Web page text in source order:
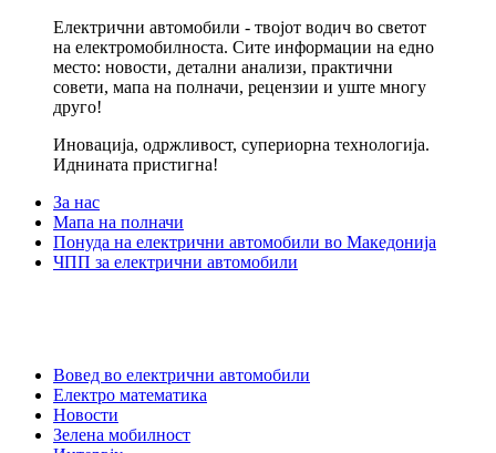
Електрични автомобили - твојот водич во светот
на електромобилноста. Сите информации на едно
место: новости, детални анализи, практични
совети, мапа на полначи, рецензии и уште многу
друго!
Иновација, одржливост, супериорна технологија.
Иднината пристигна!
За нас
Мапа на полначи
Понуда на електрични автомобили во Македонија
ЧПП за електрични автомобили
Вовед во електрични автомобили
Електро математика
Новости
Зелена мобилност